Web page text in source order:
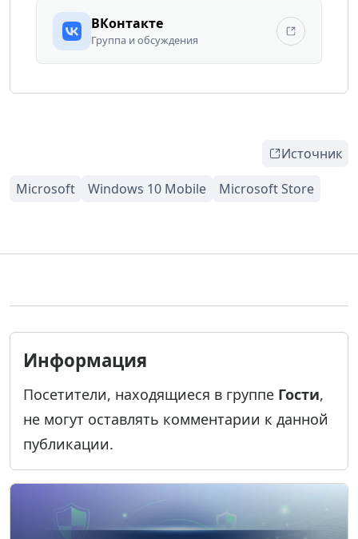
ВКонтакте
Группа и обсуждения
Источник
Информация
Посетители, находящиеся в группе Гости,
не могут оставлять комментарии к данной
публикации.